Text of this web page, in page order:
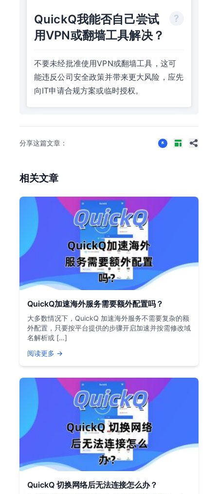
QuickQ我能否自己尝试
用VPN或翻墙工具解决？
不要未经批准使用VPN或翻墙工具，这可
能违反公司安全政策并带来更大风险，应先
向IT申请合规方案或临时授权。
分享这篇文章：
相关文章
QuickQ加速海外服务需要额外配置吗？
大多数情况下，QuickQ 加速海外服务不需要复杂的额
外配置，只要按平台提供的步骤开启加速并按需修改域
名解析或 […]
阅读更多 →
QuickQ 切换网络后无法连接怎么办？